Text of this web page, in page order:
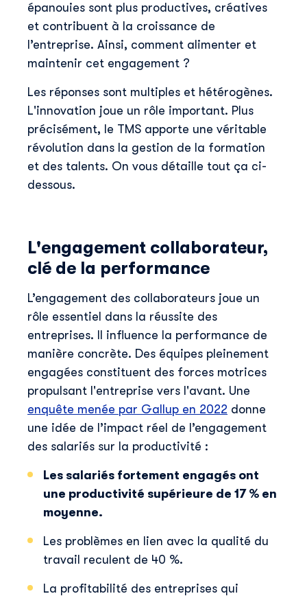
épanouies sont plus productives, créatives
et contribuent à la croissance de
l’entreprise. Ainsi, comment alimenter et
maintenir cet engagement ?
Les réponses sont multiples et hétérogènes.
L'innovation joue un rôle important. Plus
précisément, le TMS apporte une véritable
révolution dans la gestion de la formation
et des talents. On vous détaille tout ça ci-
dessous.
L'engagement collaborateur,
clé de la performance
L’engagement des collaborateurs joue un
rôle essentiel dans la réussite des
entreprises. Il influence la performance de
manière concrète. Des équipes pleinement
engagées constituent des forces motrices
propulsant l'entreprise vers l'avant. Une
enquête menée par Gallup en 2022 donne
une idée de l’impact réel de l’engagement
des salariés sur la productivité :
Les salariés fortement engagés ont
une productivité supérieure de 17 % en
moyenne.
Les problèmes en lien avec la qualité du
travail reculent de 40 %.
La profitabilité des entreprises qui